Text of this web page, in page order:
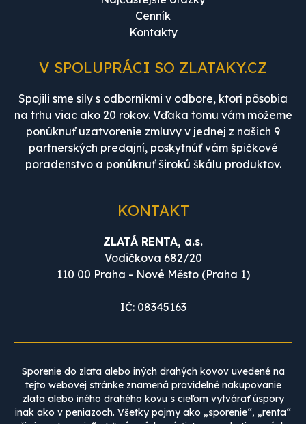
Cenník
Kontakty
V SPOLUPRÁCI SO ZLATAKY.CZ
Spojili sme sily s odborníkmi v odbore, ktorí pôsobia
na trhu viac ako 20 rokov. Vďaka tomu vám môžeme
ponúknuť uzatvorenie zmluvy v jednej z našich 9
partnerských predajní, poskytnúť vám špičkové
poradenstvo a ponúknuť širokú škálu produktov.
KONTAKT
ZLATÁ RENTA, a.s.
Vodičkova 682/20
110 00 Praha - Nové Město (Praha 1)
IČ: 08345163
Sporenie do zlata alebo iných drahých kovov uvedené na
tejto webovej stránke znamená pravidelné nakupovanie
zlata alebo iného drahého kovu s cieľom vytvárať úspory
inak ako v peniazoch. Všetky pojmy ako „sporenie“, „renta“